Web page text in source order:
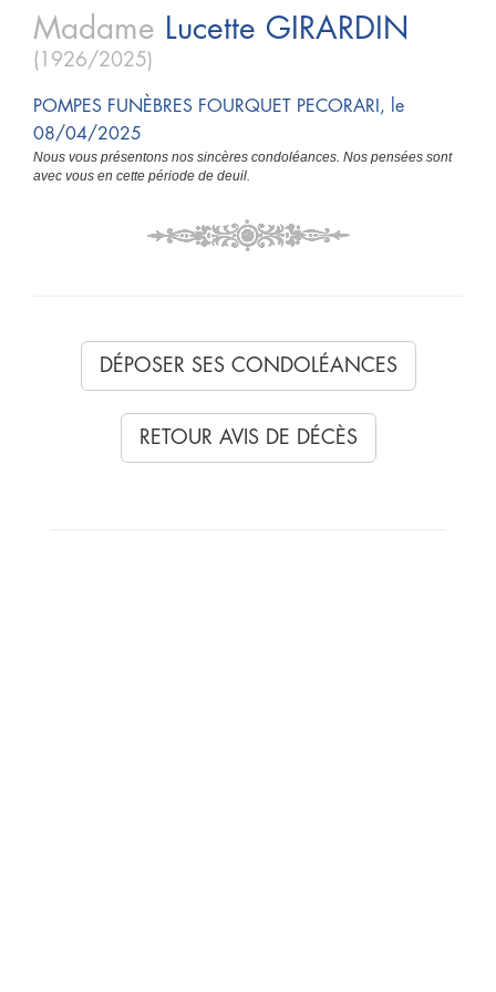
Madame Lucette GIRARDIN
(1926/2025)
POMPES FUNÈBRES FOURQUET PECORARI, le
08/04/2025
Nous vous présentons nos sincères condoléances. Nos pensées sont
avec vous en cette période de deuil.
DÉPOSER SES CONDOLÉANCES
RETOUR AVIS DE DÉCÈS